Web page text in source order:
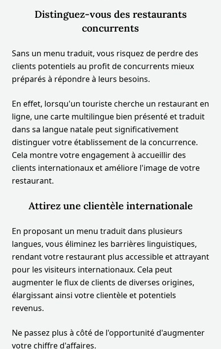
Distinguez-vous des restaurants
concurrents
Sans un menu traduit, vous risquez de perdre des
clients potentiels au profit de concurrents mieux
préparés à répondre à leurs besoins.
En effet, lorsqu'un touriste cherche un restaurant en
ligne, une carte multilingue bien présenté et traduit
dans sa langue natale peut significativement
distinguer votre établissement de la concurrence.
Cela montre votre engagement à accueillir des
clients internationaux et améliore l'image de votre
restaurant.
Attirez une clientèle internationale
En proposant un menu traduit dans plusieurs
langues, vous éliminez les barrières linguistiques,
rendant votre restaurant plus accessible et attrayant
pour les visiteurs internationaux. Cela peut
augmenter le flux de clients de diverses origines,
élargissant ainsi votre clientèle et potentiels
revenus.
Ne passez plus à côté de l'opportunité d'augmenter
votre chiffre d'affaires.